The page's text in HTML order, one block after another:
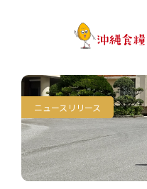
ニュースリリース